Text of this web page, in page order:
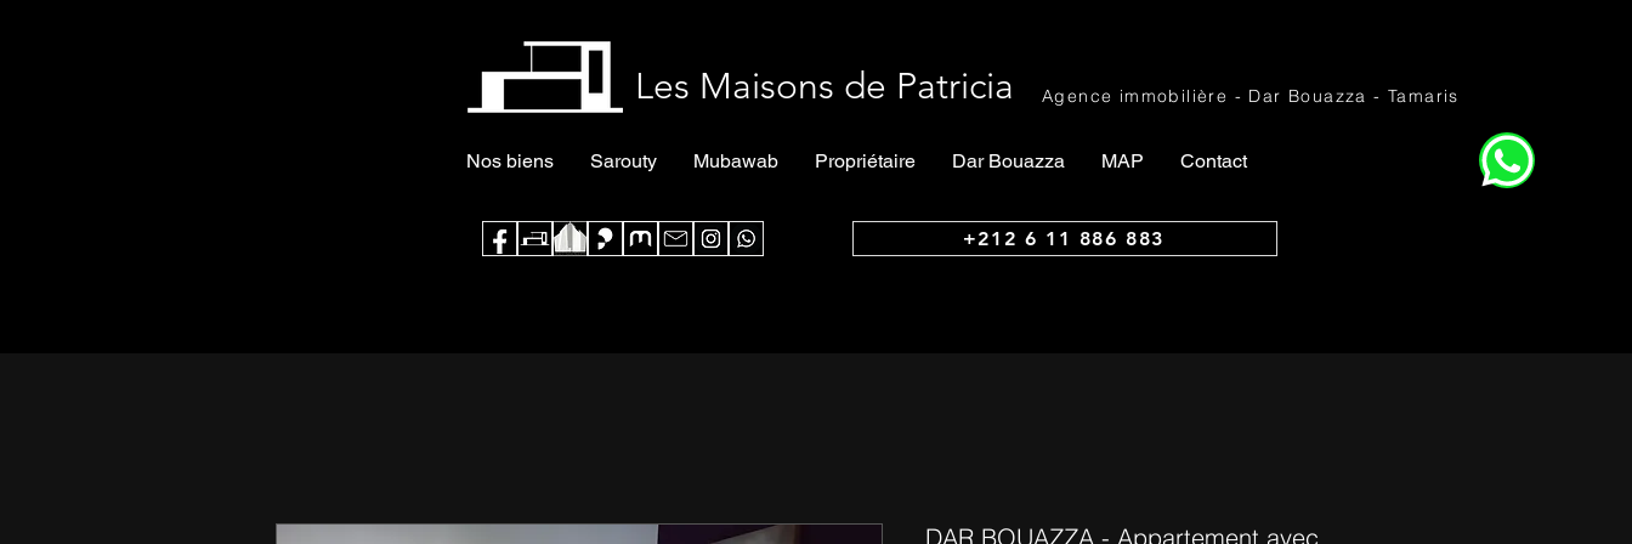
Les Maisons de Patricia Agence immobilière - Dar Bouazza - Tamaris
Nos biens Sarouty Mubawab Propriétaire Dar Bouazza MAP Contact
+212 6 11 886 883
DAR BOUAZZA - Appartement avec